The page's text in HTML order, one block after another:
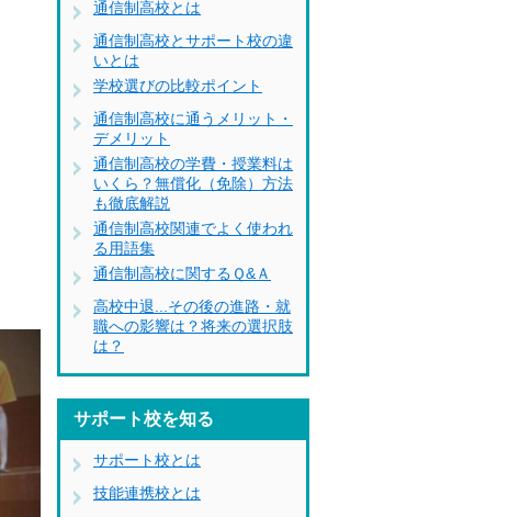
通信制高校とは
通信制高校とサポート校の違
いとは
学校選びの比較ポイント
通信制高校に通うメリット・
デメリット
通信制高校の学費・授業料は
いくら？無償化（免除）方法
も徹底解説
通信制高校関連でよく使われ
る用語集
通信制高校に関するＱ&Ａ
高校中退...その後の進路・就
職への影響は？将来の選択肢
は？
サポート校を知る
サポート校とは
技能連携校とは